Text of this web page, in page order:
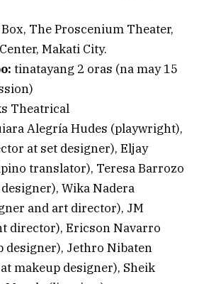
The Proscenium Theater,
Makati City.
tinatayang 2 oras (na may 15
Theatrical
Alegría Hudes (playwright),
at set designer), Eljay
translator), Teresa Barrozo
Wika Nadera
and art director), JM
director), Ericson Navarro
designer), Jethro Nibaten
makeup designer), Sheik